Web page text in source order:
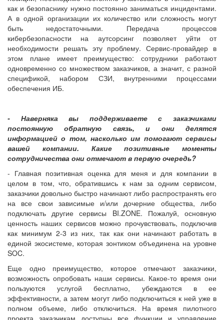
как и безопаснику нужно постоянно заниматься инцидентами.
А в одной организации их количество или сложность могут
быть недостаточными. Передача процессов
кибербезопасности на аутсорсинг позволяет уйти от
необходимости решать эту проблему. Сервис-провайдер в
этом плане имеет преимущество: сотрудники работают
одновременно со множеством заказчиков, а значит, с разной
спецификой, набором СЗИ, внутренними процессами
обеспечения ИБ.
- Наверняка вы поддерживаете с заказчиками
постоянную обратную связь, и они делятся
информацией о том, насколько им помогают сервисы
вашей компании. Какие позитивные моменты
сотрудничества они отмечают в первую очередь?
- Главная позитивная оценка для меня и для компании в
целом в том, что, обратившись к нам за одним сервисом,
заказчики довольно быстро начинают либо распространять его
на все свои зависимые и/или дочерние общества, либо
подключать другие сервисы BI.ZONE. Пожалуй, основную
ценность наших сервисов можно прочувствовать, подключив
как минимум 2-3 из них, так как они начинают работать в
единой экосистеме, которая зонтиком объединена на уровне
SOC.
Еще одно преимущество, которое отмечают заказчики,
возможность опробовать наши сервисы. Какое-то время они
пользуются услугой бесплатно, убеждаются в ее
эффективности, а затем могут либо подключиться к ней уже в
полном объеме, либо отключиться. На время пилотного
проекта заказчикам доступны все функции и управление